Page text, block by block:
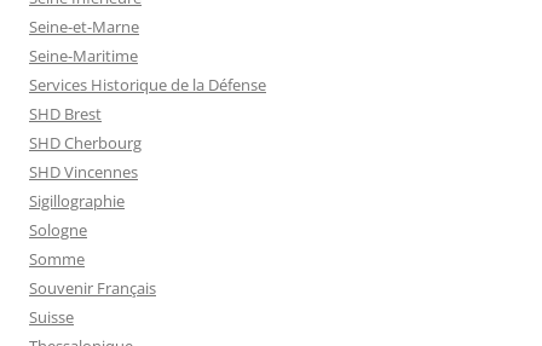
Seine-et-Marne
Seine-Maritime
Services Historique de la Défense
SHD Brest
SHD Cherbourg
SHD Vincennes
Sigillographie
Sologne
Somme
Souvenir Français
Suisse